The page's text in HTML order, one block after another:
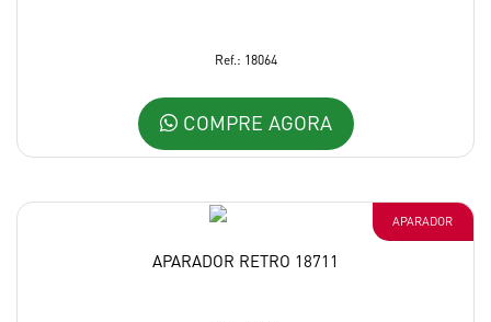
Ref.: 18064
COMPRE AGORA
APARADOR
APARADOR RETRO 18711